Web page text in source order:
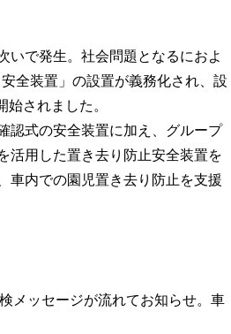
いで発生。社会問題となるにおよ
全装置」の設置が義務化され、設
されました。
認式の安全装置に加え、グループ
活用した置き去り防止安全装置を
車内での園児置き去り防止を支援
メッセージが流れてお知らせ。車